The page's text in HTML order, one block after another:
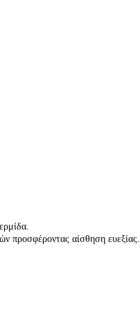
προσφέροντας αίσθηση ευεξίας.